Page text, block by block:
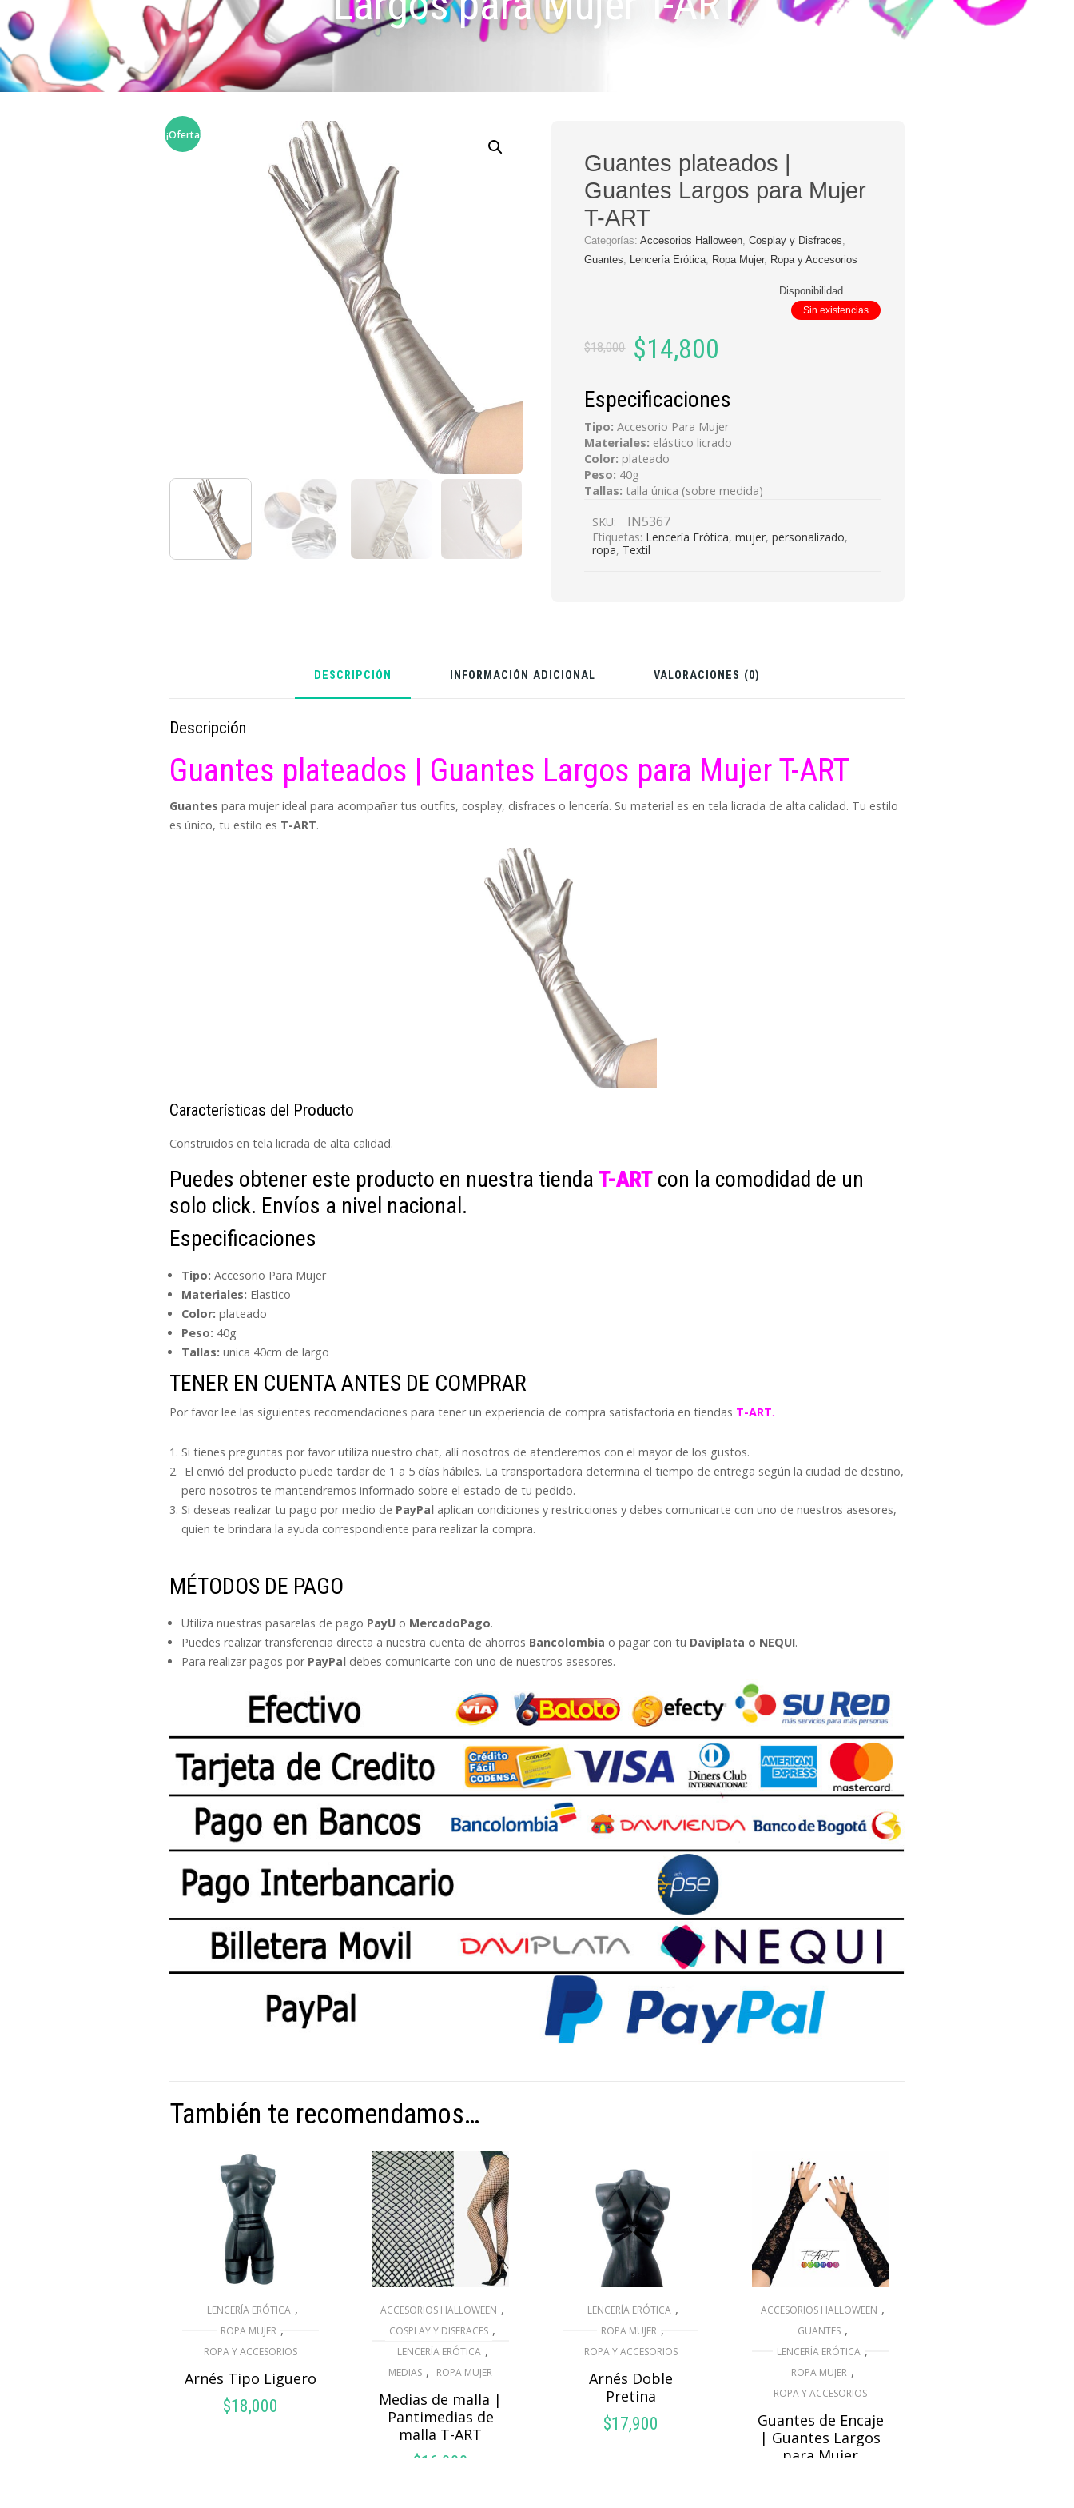
¡Oferta!
Guantes plateados |
Guantes Largos para Mujer
T-ART
Categorías:Accesorios Halloween,Cosplay y Disfraces,
Guantes, Lencería Erótica, Ropa Mujer, Ropa y Accesorios
Disponibilidad
Sin existencias
$18,000
El
original
era:
$18,000.
$14,800
El
actual
es:
$14,800.
Especificaciones
Tipo: Accesorio Para Mujer
Materiales: elástico licrado
Color: plateado
Peso: 40g
Tallas: talla única (sobre medida)
SKU: IN5367
Etiquetas: Lencería Erótica,mujer,personalizado,
ropa, Textil
DESCRIPCIÓN INFORMACIÓN ADICIONAL VALORACIONES (0)
Descripción
Guantes plateados | Guantes Largos para Mujer T-ART
Guantes para mujer ideal para acompañar tus outfits, cosplay, disfraces o lencería. Su material es en tela licrada de alta calidad. Tu estilo
es único, tu estilo es T-ART.
Características del Producto
Construidos en tela licrada de alta calidad.
Puedes obtener este producto en nuestra tienda T-ART con la comodidad de un
solo click. Envíos a nivel nacional.
Especificaciones
Tipo: Accesorio Para Mujer
Materiales: Elastico
Color: plateado
Peso: 40g
Tallas: unica 40cm de largo
TENER EN CUENTA ANTES DE COMPRAR
Por favor lee las siguientes recomendaciones para tener un experiencia de compra satisfactoria en tiendas T-ART.
Si tienes preguntas por favor utiliza nuestro chat, allí nosotros de atenderemos con el mayor de los gustos.
El envió del producto puede tardar de 1 a 5 días hábiles. La transportadora determina el tiempo de entrega según la ciudad de destino,
pero nosotros te mantendremos informado sobre el estado de tu pedido.
Si deseas realizar tu pago por medio de PayPal aplican condiciones y restricciones y debes comunicarte con uno de nuestros asesores,
quien te brindara la ayuda correspondiente para realizar la compra.
MÉTODOS DE PAGO
Utiliza nuestras pasarelas de pago PayU o MercadoPago.
Puedes realizar transferencia directa a nuestra cuenta de ahorros Bancolombia o pagar con tu Daviplata o NEQUI.
Para realizar pagos por PayPal debes comunicarte con uno de nuestros asesores.
También te recomendamos…
LENCERÍA ERÓTICA ,
ROPA MUJER ,
ROPA Y ACCESORIOS
Arnés Tipo Liguero
$18,000
ACCESORIOS HALLOWEEN ,
COSPLAY Y DISFRACES ,
LENCERÍA ERÓTICA ,
MEDIAS , ROPA MUJER
Medias de malla |
Pantimedias de
malla T-ART
$16,000
LENCERÍA ERÓTICA ,
ROPA MUJER ,
ROPA Y ACCESORIOS
Arnés Doble
Pretina
$17,900
ACCESORIOS HALLOWEEN ,
GUANTES ,
LENCERÍA ERÓTICA ,
ROPA MUJER ,
ROPA Y ACCESORIOS
Guantes de Encaje
| Guantes Largos
para Mujer